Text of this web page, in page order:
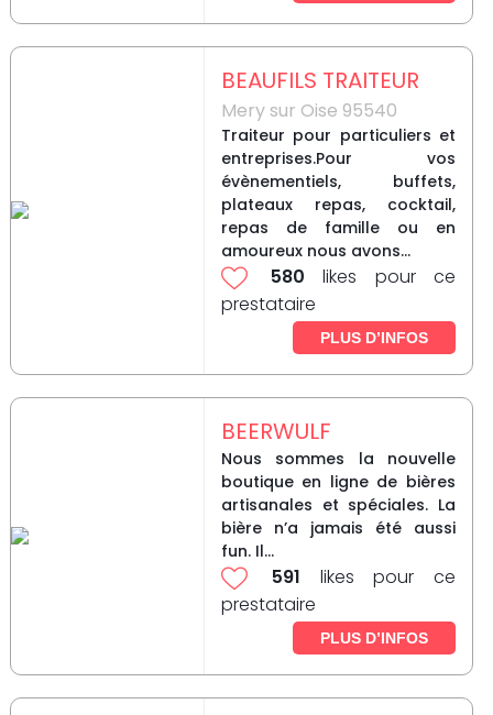
BEAUFILS TRAITEUR
Mery sur Oise 95540
Traiteur pour particuliers et
entreprises.Pour vos
évènementiels, buffets,
plateaux repas, cocktail,
repas de famille ou en
amoureux nous avons...
580 likes pour ce
prestataire
PLUS D’INFOS
BEERWULF
Nous sommes la nouvelle
boutique en ligne de bières
artisanales et spéciales. La
bière n’a jamais été aussi
fun. Il...
591 likes pour ce
prestataire
PLUS D’INFOS